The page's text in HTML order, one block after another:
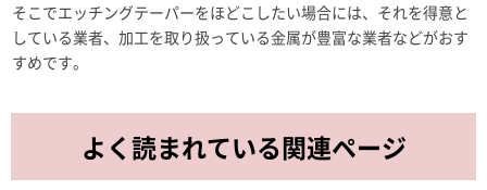
そこでエッチングテーパーをほどこしたい場合には、それを得意と
している業者、加工を取り扱っている金属が豊富な業者などがおす
すめです。
よく読まれている関連ページ